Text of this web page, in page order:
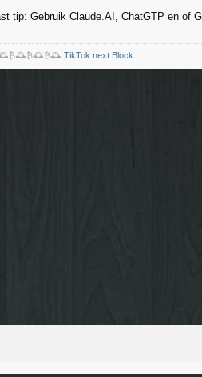
tip: Gebruik Claude.AI, ChatGTP en of
TikTok next Block